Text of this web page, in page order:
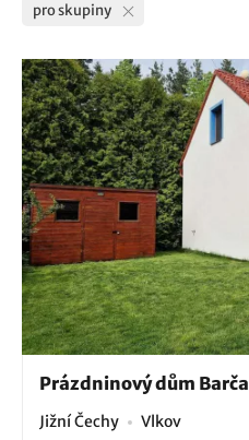
pro skupiny
Prázdninový dům Barča
Jižní Čechy Vlkov